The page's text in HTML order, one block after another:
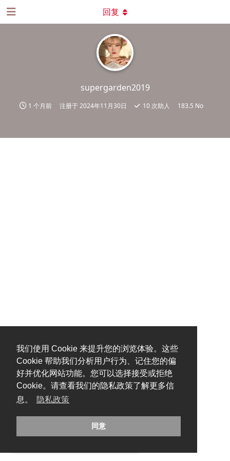
我们使用 Cookie 来提升您的浏览体验。这些
Cookie 帮助我们分析用户行为、记住您的偏
好并优化网站功能。您可以选择接受或拒绝
Cookie。请查看我们的隐私政策了解更多信
息。
隐私政策
同意
supergarden2019
1 个月前 注册于2024年11月30日 10次助人 183.5 No
回复
糟糕，出错啦！请刷新页面重试。